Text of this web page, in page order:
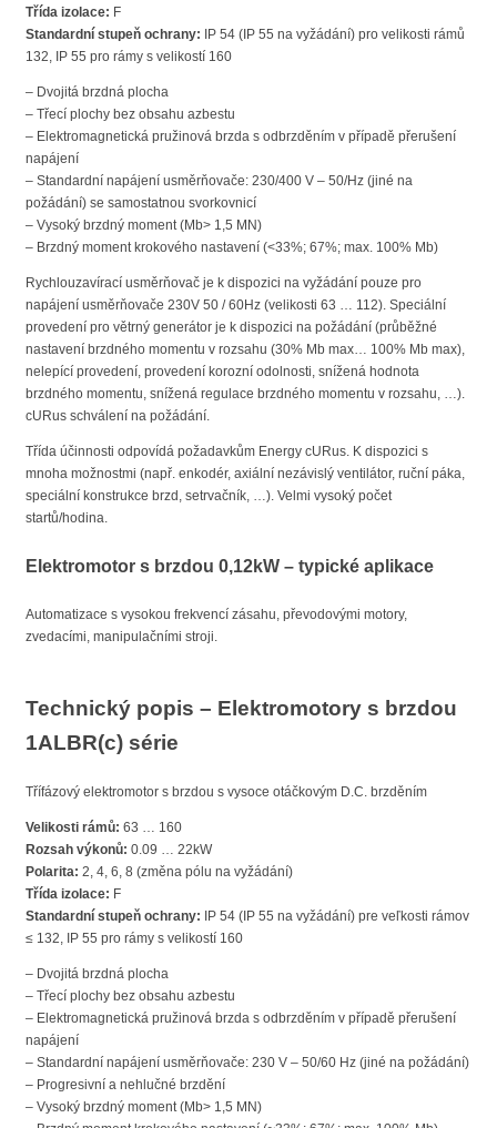
Třída izolace: F
Standardní stupeň ochrany: IP 54 (IP 55 na vyžádání) pro velikosti rámů
132, IP 55 pro rámy s velikostí 160
– Dvojitá brzdná plocha
– Třecí plochy bez obsahu azbestu
– Elektromagnetická pružinová brzda s odbrzděním v případě přerušení
napájení
– Standardní napájení usměrňovače: 230/400 V – 50/Hz (jiné na
požádání) se samostatnou svorkovnicí
– Vysoký brzdný moment (Mb> 1,5 MN)
– Brzdný moment krokového nastavení (<33%; 67%; max. 100% Mb)
Rychlouzavírací usměrňovač je k dispozici na vyžádání pouze pro
napájení usměrňovače 230V 50 / 60Hz (velikosti 63 … 112). Speciální
provedení pro větrný generátor je k dispozici na požádání (průběžné
nastavení brzdného momentu v rozsahu (30% Mb max… 100% Mb max),
nelepící provedení, provedení korozní odolnosti, snížená hodnota
brzdného momentu, snížená regulace brzdného momentu v rozsahu, …).
cURus schválení na požádání.
Třída účinnosti odpovídá požadavkům Energy cURus. K dispozici s
mnoha možnostmi (např. enkodér, axiální nezávislý ventilátor, ruční páka,
speciální konstrukce brzd, setrvačník, …). Velmi vysoký počet
startů/hodina.
Elektromotor s brzdou 0,12kW – typické aplikace
Automatizace s vysokou frekvencí zásahu, převodovými motory,
zvedacími, manipulačními stroji.
Technický popis – Elektromotory s brzdou
1ALBR(c) série
Třífázový elektromotor s brzdou s vysoce otáčkovým D.C. brzděním
Velikosti rámů: 63 … 160
Rozsah výkonů: 0.09 … 22kW
Polarita: 2, 4, 6, 8 (změna pólu na vyžádání)
Třída izolace: F
Standardní stupeň ochrany: IP 54 (IP 55 na vyžádání) pre veľkosti rámov
≤ 132, IP 55 pro rámy s velikostí 160
– Dvojitá brzdná plocha
– Třecí plochy bez obsahu azbestu
– Elektromagnetická pružinová brzda s odbrzděním v případě přerušení
napájení
– Standardní napájení usměrňovače: 230 V – 50/60 Hz (jiné na požádání)
– Progresivní a nehlučné brzdění
– Vysoký brzdný moment (Mb> 1,5 MN)